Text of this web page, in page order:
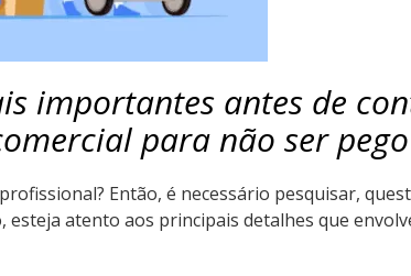
importantes antes de
para não ser
Então, é necessário pesquisar,
atento aos principais detalhes que